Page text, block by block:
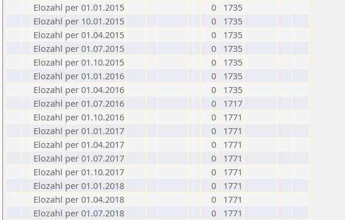
Elozahl per 01.01.2015
0
1735
Elozahl per 10.01.2015
0
1735
Elozahl per 01.04.2015
0
1735
Elozahl per 01.07.2015
0
1735
Elozahl per 01.10.2015
0
1735
Elozahl per 01.01.2016
0
1735
Elozahl per 01.04.2016
0
1735
Elozahl per 01.07.2016
0
1717
Elozahl per 01.10.2016
0
1771
Elozahl per 01.01.2017
0
1771
Elozahl per 01.04.2017
0
1771
Elozahl per 01.07.2017
0
1771
Elozahl per 01.10.2017
0
1771
Elozahl per 01.01.2018
0
1771
Elozahl per 01.04.2018
0
1771
Elozahl per 01.07.2018
0
1771